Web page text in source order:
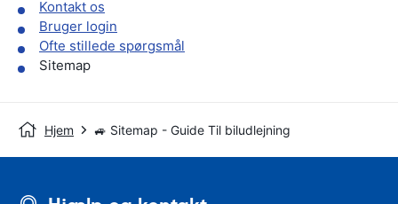
Kontakt os
Bruger login
Ofte stillede spørgsmål
Sitemap
Hjem 🚙 Sitemap - Guide Til biludlejning